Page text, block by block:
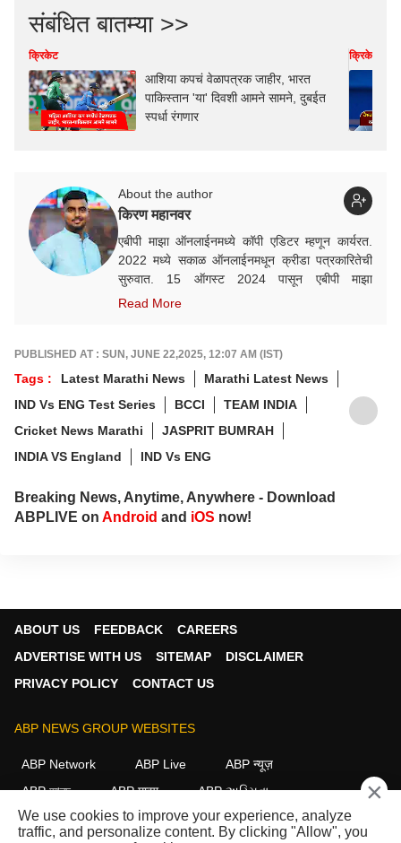
संबंधित बातम्या >>
क्रिकेट
आशिया कपचं वेळापत्रक जाहीर, भारत
पाकिस्तान 'या' दिवशी आमने सामने, दुबईत
स्पर्धा रंगणार
क्रिकेट
About the author
किरण महानवर
एबीपी माझा ऑनलाईनमध्ये कॉपी एडिटर म्हणून कार्यरत.
2022 मध्ये सकाळ ऑनलाईनमधून क्रीडा पत्रकारितेची
सुरुवात. 15 ऑगस्ट 2024 पासून एबीपी माझा
ऑनलाईनमध्ये कार्यरत. क्रीडा क्षेत्रात आवड, गेल्या काही
Read More
PUBLISHED AT : SUN, JUNE 22,2025, 12:07 AM (IST)
Tags : Latest Marathi News
Marathi Latest News
IND Vs ENG Test Series
BCCI
TEAM INDIA
Cricket News Marathi
JASPRIT BUMRAH
INDIA VS England
IND Vs ENG
Breaking News, Anytime, Anywhere - Download
ABPLIVE on Android and iOS now!
ABOUT US FEEDBACK
CAREERS
ADVERTISE WITH US
SITEMAP
DISCLAIMER
PRIVACY POLICY
CONTACT US
ABP NEWS GROUP WEBSITES
ABP Network ABP Live
ABP न्यूज़
ABP আনন্দ
ABP माझा
ABP અસ્મિતા
ABP Ganga
ABP ਸਾਂਝਾ ABP நாடு ABP దేశం
×
We use cookies to improve your experience, analyze
traffic, and personalize content. By clicking "Allow", you